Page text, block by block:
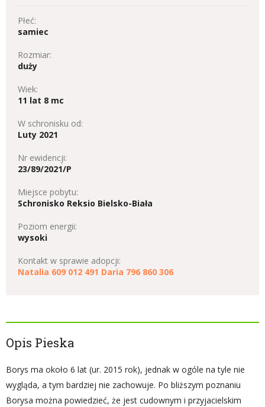
Płeć:
samiec
Rozmiar:
duży
Wiek:
11 lat 8 mc
W schronisku od:
Luty 2021
Nr ewidencji:
23/89/2021/P
Miejsce pobytu:
Schronisko Reksio Bielsko-Biała
Poziom energii:
wysoki
Kontakt w sprawie adopcji:
Natalia 609 012 491 Daria 796 860 306
Opis Pieska
Borys ma około 6 lat (ur. 2015 rok), jednak w ogóle na tyle nie
wygląda, a tym bardziej nie zachowuje. Po bliższym poznaniu
Borysa można powiedzieć, że jest cudownym i przyjacielskim